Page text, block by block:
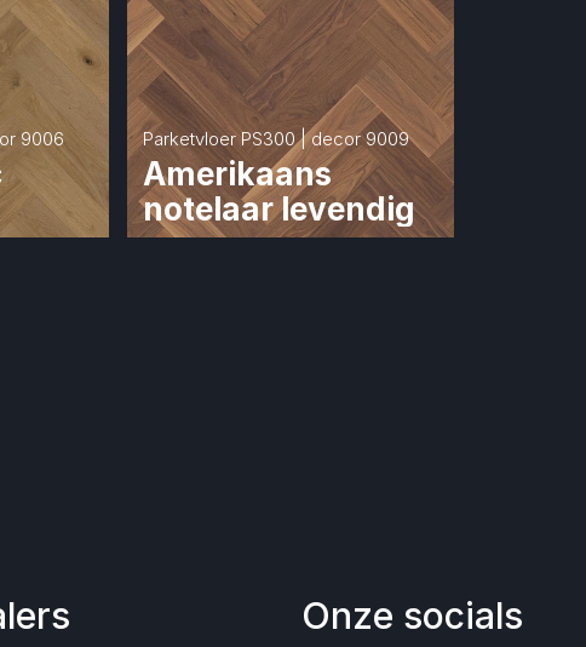
9006 Parketvloer PS300 | decor 9009
Amerikaans
notelaar levendig
Onze socials